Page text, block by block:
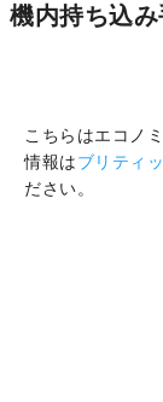
機内持ち込
こちらはエコノ
情報はブリティ
ださい。